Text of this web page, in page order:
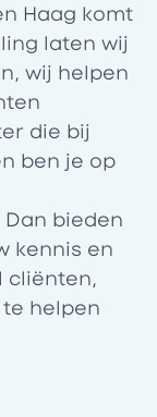
Haag komt
laten wij
wij helpen
die bij
ben je op
bieden
kennis en
cliënten,
helpen